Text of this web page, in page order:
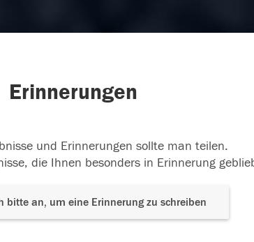
Erinnerungen
und Erinnerungen sollte man teilen.
die Ihnen besonders in Erinnerung
bitte an, um eine Erinnerung zu schreiben